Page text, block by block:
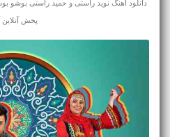
پخش آنلاین